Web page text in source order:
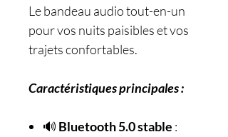
Le bandeau audio tout-en-un
pour vos nuits paisibles et vos
trajets confortables.
Caractéristiques principales :
🔊 Bluetooth 5.0 stable :